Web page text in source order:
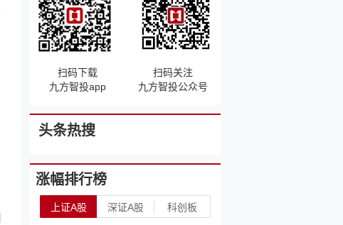
扫码下载
九方智投app
扫码关注
九方智投公众号
头条热搜
涨幅排行榜
上证A股 深证A股 科创板